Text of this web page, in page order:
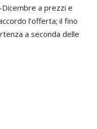
a prezzi e
l’offerta; il fino
a seconda delle